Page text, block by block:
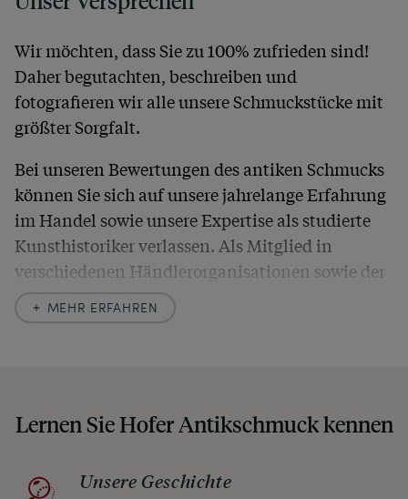
Wir möchten, dass Sie zu 100% zufrieden sind!
Daher begutachten, beschreiben und
fotografieren wir alle unsere Schmuckstücke mit
größter Sorgfalt.
Bei unseren Bewertungen des antiken Schmucks
können Sie sich auf unsere jahrelange Erfahrung
im Handel sowie unsere Expertise als studierte
Kunsthistoriker verlassen. Als Mitglied in
verschiedenen Händlerorganisationen sowie der
Sie, wenn unser Paket zu Ihnen kommt, keine
müssen.
MEHR ERFAHREN
Lernen Sie Hofer Antikschmuck kennen
Unsere Geschichte